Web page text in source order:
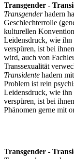
Transgender -
Transgenderhadern
Geschlechterrolle
kulturellen
Leidensdruck, wie
verspüren, ist bei
wird, auch von
Transsexualität
Transidente hadern
Problem ist rein
Leidensdruck, wie
verspüren, ist bei
Phänomen gerne mit
Transgender -